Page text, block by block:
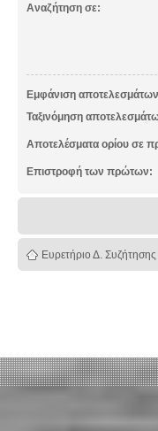
Αναζήτηση σε:
Εμφάνιση
Ταξινόμηση
Αποτελέσματα ορίου σε
Επιστροφή των πρώτων:
Ευρετήριο Δ. Συζήτησης